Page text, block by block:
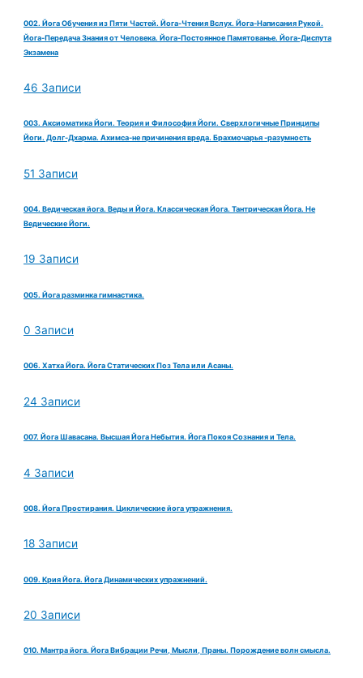
002. Йога Обучения из Пяти Частей. Йога-Чтения Вслух. Йога-Написания Рукой.
Йога-Передача Знания от Человека. Йога-Постоянное Памятованье. Йога-Диспута
Экзамена
46 Записи
003. Аксиоматика Йоги. Теория и Философия Йоги. Сверхлогичные Принципы
Йоги. Долг-Дхарма. Ахимса-не причинения вреда. Брахмочарья -разумность
51 Записи
004. Ведическая йога. Веды и Йога. Классическая Йога. Тантрическая Йога. Не
Ведические Йоги.
19 Записи
005. Йога разминка гимнастика.
0 Записи
006. Хатха Йога. Йога Статических Поз Тела или Асаны.
24 Записи
007. Йога Шавасана. Высшая Йога Небытия. Йога Покоя Сознания и Тела.
4 Записи
008. Йога Простирания. Циклические йога упражнения.
18 Записи
009. Крия Йога. Йога Динамических упражнений.
20 Записи
010. Мантра йога. Йога Вибрации Речи, Мысли, Праны. Порождение волн смысла.